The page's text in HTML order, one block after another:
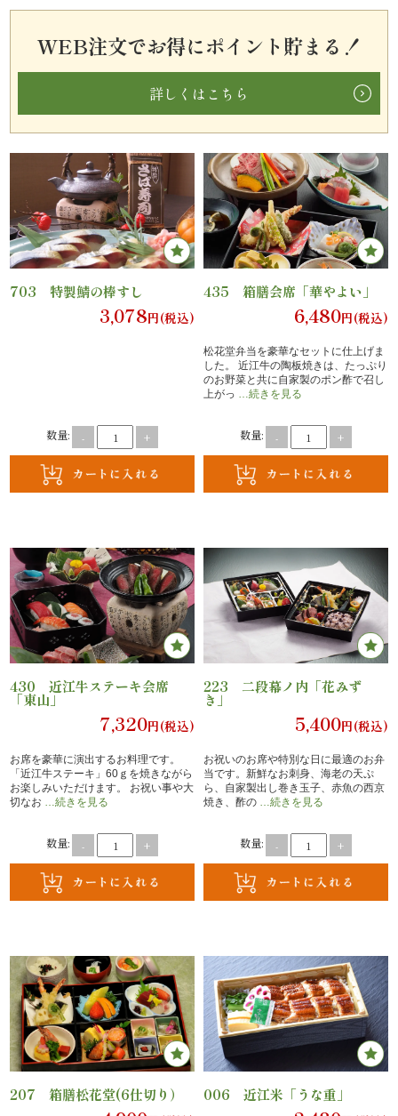
オ
ル
く
ら
こ
だ
注
文
方
配
達
リ
お
座
敷
利
用・
WEB注文でお得にポイント貯まる！
詳しくはこちら
2
※貯まったポイントは、1ポイント1円とし
て次回注文金額からお値引き可能です。
※ポイントのご利用には会員登録が必要で
す。
703 特製鯖の棒すし
3,078円(税込)
数量: - +
435 箱膳会席「華やよい」
6,480円(税込)
松花堂弁当を豪華なセットに仕上げま
した。 近江牛の陶板焼きは、たっぷり
のお野菜と共に自家製のポン酢で召し
上がっ …続きを見る
数量: - +
430 近江牛ステーキ会席
「東山」
7,320円(税込)
お席を豪華に演出するお料理です。
「近江牛ステーキ」60ｇを焼きながら
お楽しみいただけます。 お祝い事や大
切なお …続きを見る
数量: - +
223 二段幕ノ内「花みず
き」
5,400円(税込)
お祝いのお席や特別な日に最適のお弁
当です。新鮮なお刺身、海老の天ぷ
ら、自家製出し巻き玉子、赤魚の西京
焼き、酢の …続きを見る
数量: - +
207 箱膳松花堂(6仕切り） 006 近江米「うな重」